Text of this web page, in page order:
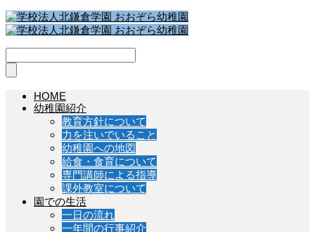
HOME
幼稚園紹介
教育方針について
力を注いでいること
幼稚園への地図
給食・食育について
専門講師による指導
課外教室について
園での生活
一日の流れ
一年間の行事紹介